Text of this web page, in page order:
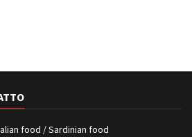
food / Sardinian food